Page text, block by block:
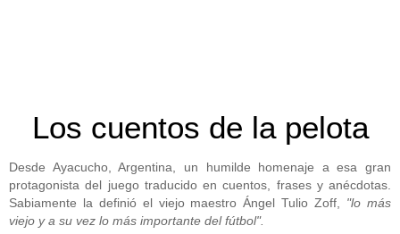
Los cuentos de la pelota
Desde Ayacucho, Argentina, un humilde homenaje a esa gran
protagonista del juego traducido en cuentos, frases y anécdotas.
Sabiamente la definió el viejo maestro Ángel Tulio Zoff, "lo más
viejo y a su vez lo más importante del fútbol".